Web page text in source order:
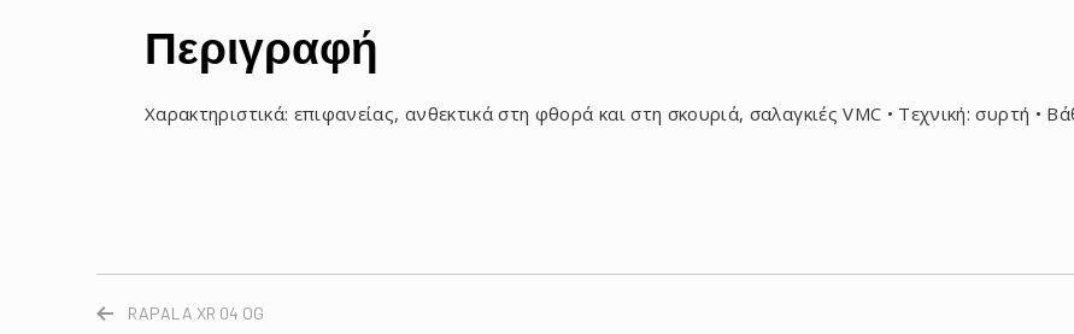
Περιγραφή
Χαρακτηριστικά: επιφανείας, ανθεκτικά στη φθορά και στη σκουριά, σαλαγκιές VMC • Τεχνική: συρτή •
RAPALA XR 04 OG